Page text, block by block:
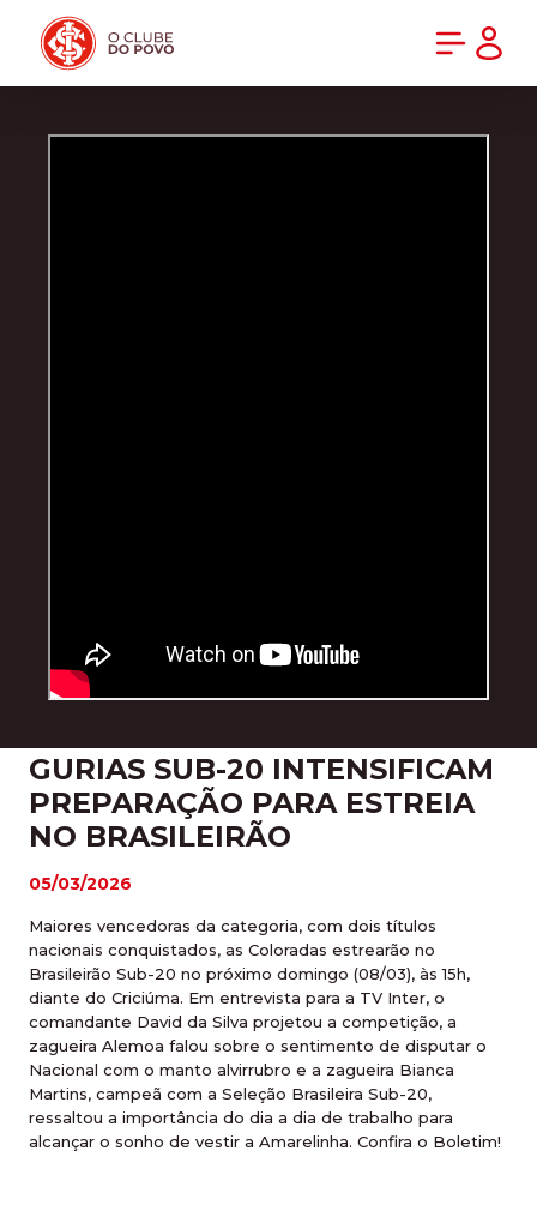
GURIAS SUB-20 INTENSIFICAM
PREPARAÇÃO PARA ESTREIA
NO BRASILEIRÃO
05/03/2026
Maiores vencedoras da categoria, com dois títulos
nacionais conquistados, as Coloradas estrearão no
Brasileirão Sub-20 no próximo domingo (08/03), às 15h,
diante do Criciúma. Em entrevista para a TV Inter, o
comandante David da Silva projetou a competição, a
zagueira Alemoa falou sobre o sentimento de disputar o
Nacional com o manto alvirrubro e a zagueira Bianca
Martins, campeã com a Seleção Brasileira Sub-20,
ressaltou a importância do dia a dia de trabalho para
alcançar o sonho de vestir a Amarelinha. Confira o Boletim!